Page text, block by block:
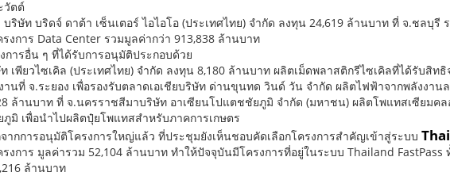
วัตต์
บริษัท บริดจ์ ดาต้า เซ็นเตอร์ ไอไอโอ (ประเทศไทย) จำกัด ลงทุน 24,619 ล้านบาท ที่ จ.ชลบุรี
รงการ Data Center รวมมูลค่ากว่า 913,838 ล้านบาท
การอื่น ๆ ที่ได้รับการอนุมัติประกอบด้วย
เพียวไซเคิล (ประเทศไทย) จำกัด ลงทุน 8,180 ล้านบาท ผลิตเม็ดพลาสติกรีไซเคิลที่ได้รับสิทธิ
านที่ จ.ระยอง เพื่อรองรับตลาดเอเชียบริษัท ด่านขุนทด วินด์ วัน จำกัด ผลิตไฟฟ้าจากพลังงา
ล้านบาท ที่ จ.นครราชสีมาบริษัท อาเซียนโปแตชชัยภูมิ จำกัด (มหาชน) ผลิตโพแทสเซียมค
ภูมิ เพื่อนำไปผลิตปุ๋ยโพแทสสำหรับภาคการเกษตร
ากการอนุมัติโครงการใหญ่แล้ว ที่ประชุมยังเห็นชอบคัดเลือกโครงการสำคัญเข้าสู่ระบบ
รงการ มูลค่ารวม 52,104 ล้านบาท ทำให้ปัจจุบันมีโครงการที่อยู่ในระบบ Thailand FastPass
ล้านบาท